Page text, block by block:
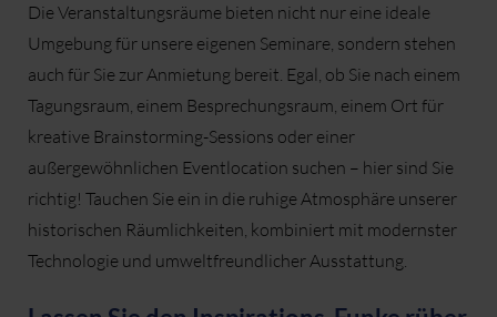
Die Veranstaltungsräume bieten nicht nur eine ideale
Umgebung für unsere eigenen Seminare, sondern stehen
auch für Sie zur Anmietung bereit. Egal, ob Sie nach einem
Tagungsraum, einem Besprechungsraum, einem Ort für
kreative Brainstorming-Sessions oder einer
außergewöhnlichen Eventlocation suchen – hier sind Sie
richtig! Tauchen Sie ein in die ruhige Atmosphäre unserer
historischen Räumlichkeiten, kombiniert mit modernster
Technologie und umweltfreundlicher Ausstattung.